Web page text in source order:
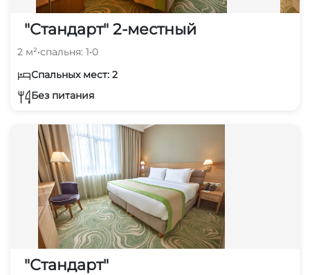
"Стандарт" 2-местный
2 м²•спальня: 1•0
Спальных мест: 2
Без питания
"Стандарт"